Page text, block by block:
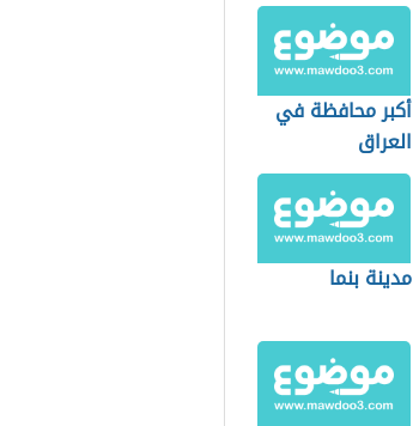
أكبر محافظة في
العراق
مدينة بنما